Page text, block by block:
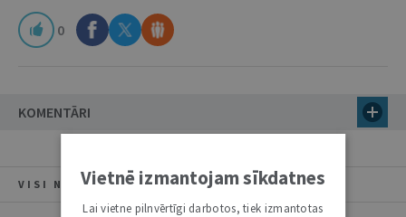
0
KOMENTĀRI
VISI NUMURA RAKSTI
Vietnē izmantojam sīkdatnes
Lai vietne pilnvērtīgi darbotos, tiek izmantotas